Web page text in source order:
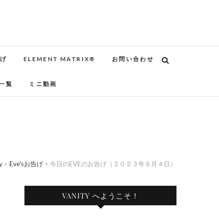
ELEMENT MATRIX® お問い合わせ
覧 ミニ動画
> Eve'sお告げ > 今日のEVEのお告げ（２０２３年６月４日）
VANITY へようこそ！